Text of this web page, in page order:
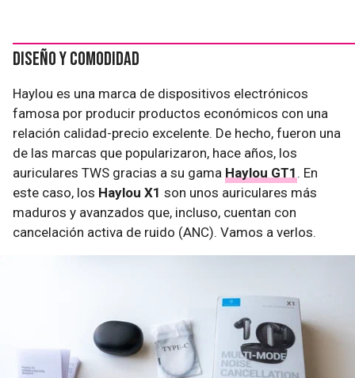
Diseño y comodidad
Haylou es una marca de dispositivos electrónicos
famosa por producir productos económicos con una
relación calidad-precio excelente. De hecho, fueron una
de las marcas que popularizaron, hace años, los
auriculares TWS gracias a su gama Haylou GT1 . En
este caso, los Haylou X1 son unos auriculares más
maduros y avanzados que, incluso, cuentan con
cancelación activa de ruido (ANC). Vamos a verlos.